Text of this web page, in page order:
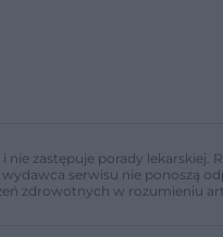
zastępuje porady
serwisu nie
zdrowotnych w rozumieniu